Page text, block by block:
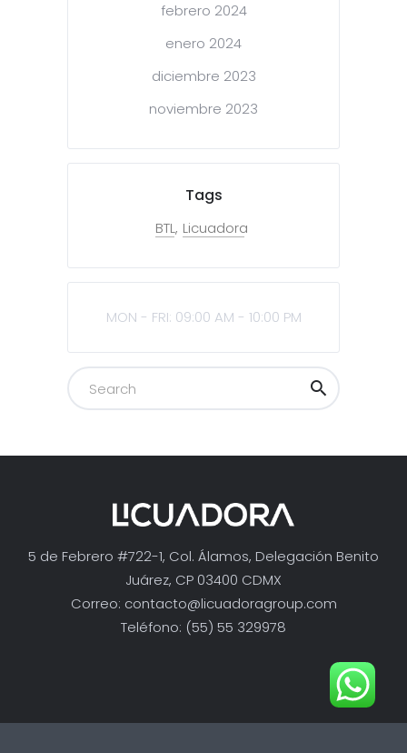
febrero 2024
enero 2024
diciembre 2023
noviembre 2023
Tags
BTL Licuadora
MON - FRI: 09:00 AM - 10:00 PM
5 de Febrero #722-1, Col. Álamos, Delegación Benito
Juárez, CP 03400 CDMX
Correo: contacto@licuadoragroup.com
Teléfono: (55) 55 329978